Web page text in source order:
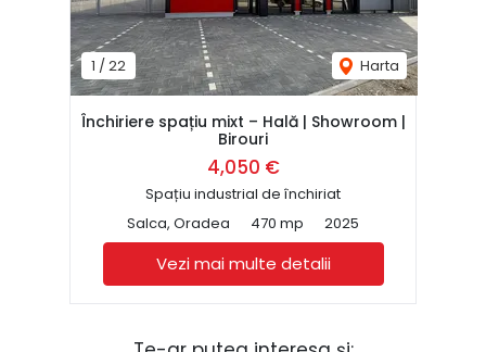
1 / 22 Harta
Închiriere spațiu mixt – Hală | Showroom |
Birouri
4,050 €
Spațiu industrial de închiriat
Salca, Oradea
470 mp 2025
Vezi mai multe detalii